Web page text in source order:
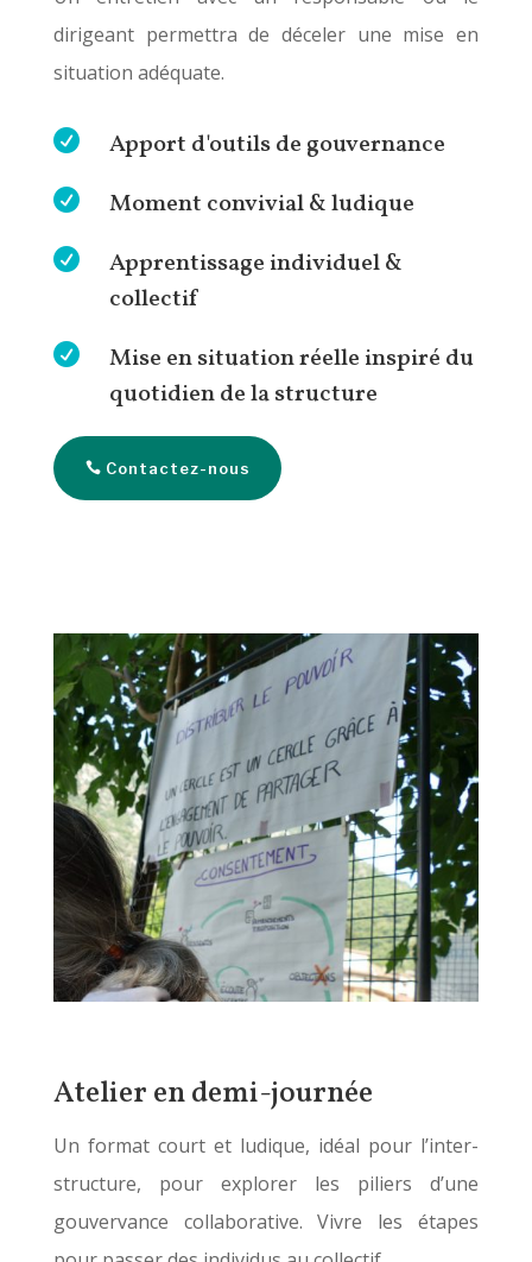
dirigeant permettra de déceler une mise en
situation adéquate.
 Apport d'outils de gouvernance
 Moment convivial & ludique

Apprentissage individuel &
collectif

Mise en situation réelle inspiré du
quotidien de la structure
Contactez-nous
Atelier en demi-journée
Un format court et ludique, idéal pour l’inter-
structure, pour explorer les piliers d’une
gouvervance collaborative. Vivre les étapes